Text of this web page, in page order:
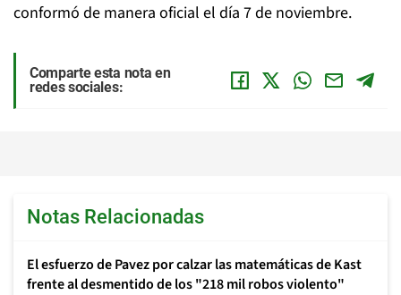
conformó de manera oficial el día 7 de noviembre.
Comparte esta nota en
redes sociales:
Notas Relacionadas
El esfuerzo de Pavez por calzar las matemáticas de Kast
frente al desmentido de los "218 mil robos violento"